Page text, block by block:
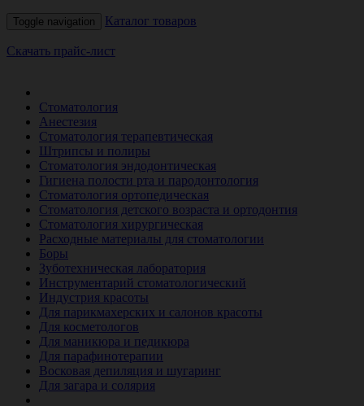
Toggle navigation Каталог товаров
Скачать прайс-лист
Стоматология
Анестезия
Стоматология терапевтическая
Штрипсы и полиры
Стоматология эндодонтическая
Гигиена полости рта и пародонтология
Стоматология ортопедическая
Стоматология детского возраста и ортодонтия
Стоматология хирургическая
Расходные материалы для стоматологии
Боры
Зуботехническая лаборатория
Инструментарий стоматологический
Индустрия красоты
Для парикмахерских и салонов красоты
Для косметологов
Для маникюра и педикюра
Для парафинотерапии
Восковая депиляция и шугаринг
Для загара и солярия